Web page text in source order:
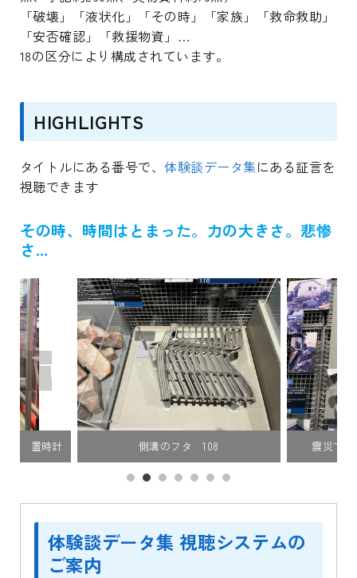
「破壊」「液状化」「その時」「家族」「救命救助」
「安否確認」「救援物資」…
18の区分により構成されています。
HIGHLIGHTS
タイトルにある番号で、体験談データ集にある証言を
視聴できます
その時、時間はとまった。力の大きさ。悲惨
さ…
た 置時計 側溝のフタ 108 震災で
体験談データ集 視聴システムの
ご案内